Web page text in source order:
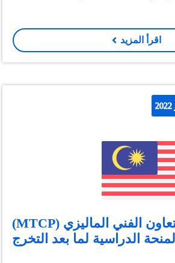
اقرأ المزيد
برنامج التعاون الفني الماليزي (MTCP)
الدراسية لما بعد التخرج